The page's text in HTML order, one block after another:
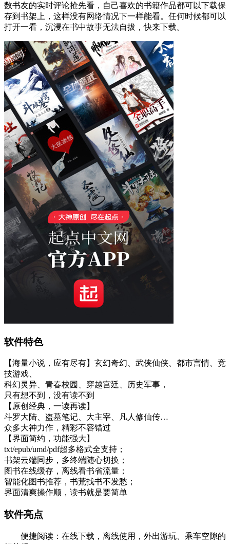
数书友的实时评论抢先看，自己喜欢的书籍作品都可以下载保
存到书架上，这样没有网络情况下一样能看。任何时候都可以
打开一看，沉浸在书中故事无法自拔，快来下载。
软件特色
【海量小说，应有尽有】玄幻奇幻、武侠仙侠、都市言情、竞
技游戏、
科幻灵异、青春校园、穿越宫廷、历史军事，
只有想不到，没有读不到
【原创经典，一读再读】
斗罗大陆、盗墓笔记、大主宰、凡人修仙传…
众多大神力作，精彩不容错过
【界面简约，功能强大】
txt/epub/umd/pdf超多格式全支持；
书架云端同步，多终端随心切换；
图书在线缓存，离线看书省流量；
智能化图书推荐，书荒找书不发愁；
界面清爽操作顺，读书就是要简单
软件亮点
便捷阅读：在线下载，离线使用，外出游玩、乘车空隙的